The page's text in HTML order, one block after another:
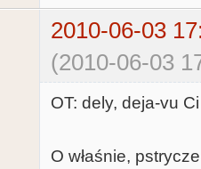
2010-06-03
(2010-06-03
OT: dely, deja-vu
O właśnie,